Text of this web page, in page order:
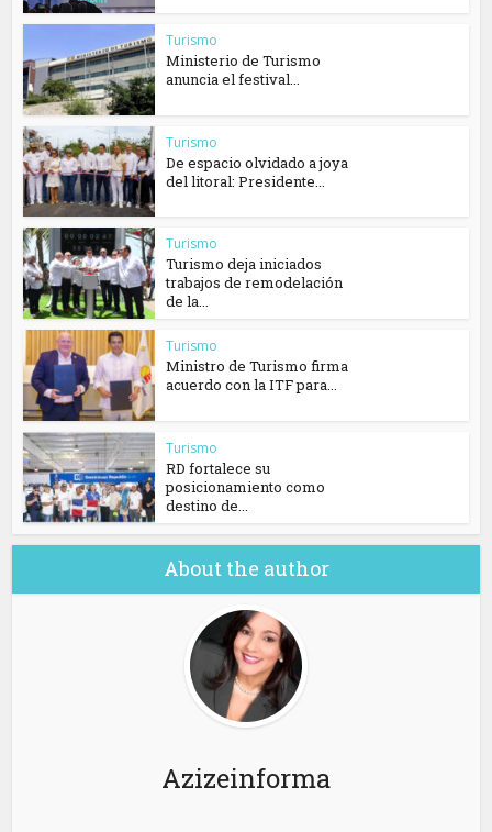
Turismo
Ministerio de Turismo
anuncia el festival...
Turismo
De espacio olvidado a joya
del litoral: Presidente...
Turismo
Turismo deja iniciados
trabajos de remodelación
de la...
Turismo
Ministro de Turismo firma
acuerdo con la ITF para...
Turismo
RD fortalece su
posicionamiento como
destino de...
About the author
Azizeinforma